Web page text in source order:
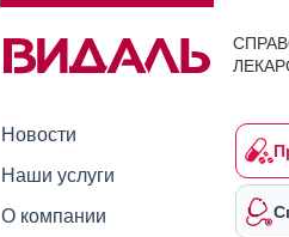
Новости
Наши услуги
О компании